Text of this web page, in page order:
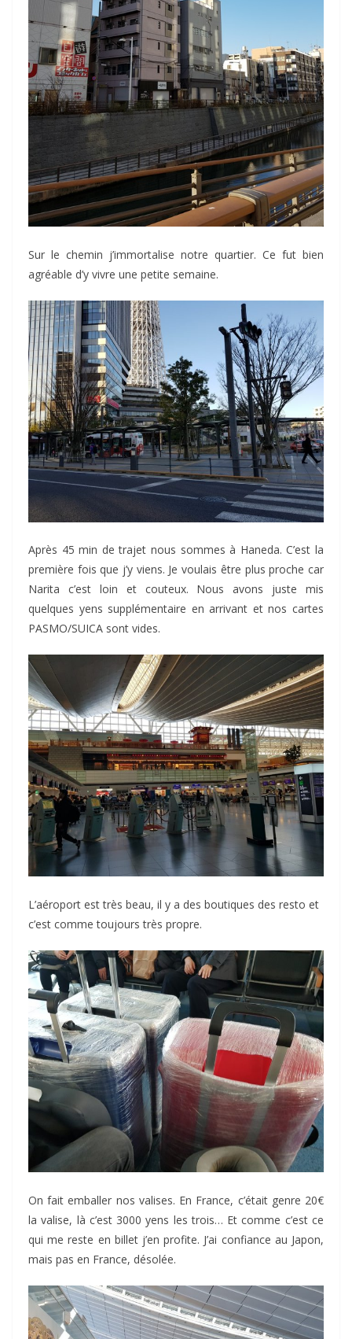
Sur le chemin j’immortalise notre quartier. Ce fut bien
agréable d’y vivre une petite semaine.
Après 45 min de trajet nous sommes à Haneda. C’est la
première fois que j’y viens. Je voulais être plus proche car
Narita c’est loin et couteux. Nous avons juste mis
quelques yens supplémentaire en arrivant et nos cartes
PASMO/SUICA sont vides.
L’aéroport est très beau, il y a des boutiques des resto et
c’est comme toujours très propre.
On fait emballer nos valises. En France, c’était genre 20€
la valise, là c’est 3000 yens les trois… Et comme c’est ce
qui me reste en billet j’en profite. J’ai confiance au Japon,
mais pas en France, désolée.